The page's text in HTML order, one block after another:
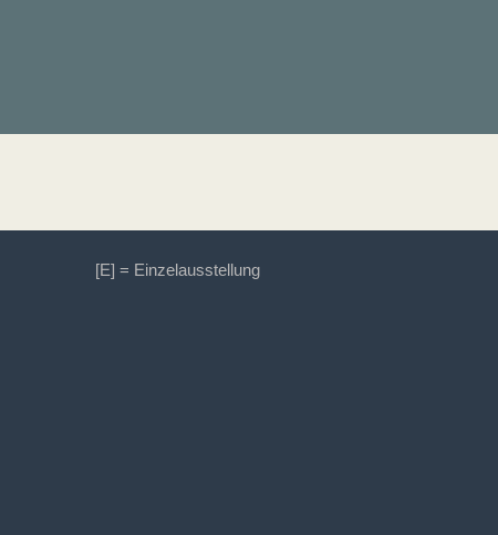
[E] = Einzelausstellung